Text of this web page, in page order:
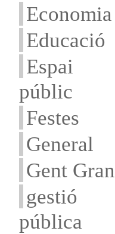
Economia
Educació
Espai
públic
Festes
General
Gent Gran
gestió
pública